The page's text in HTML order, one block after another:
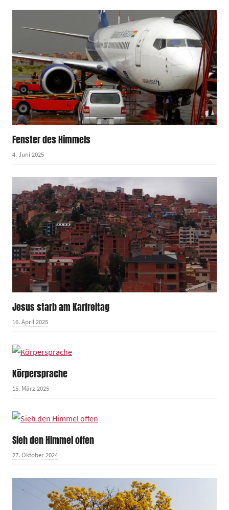
Fenster des Himmels
4. Juni 2025
Jesus starb am Karfreitag
16. April 2025
Körpersprache
15. März 2025
Sieh den Himmel offen
27. Oktober 2024